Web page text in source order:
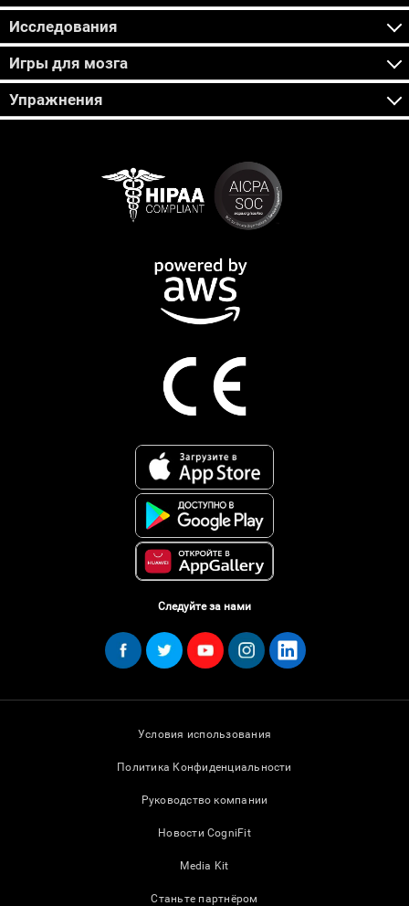
Исследования
Игры для мозга
Упражнения
Следуйте за нами
Условия использования
Политика Конфиденциальности
Руководство компании
Новости CogniFit
Media Kit
Станьте партнёром